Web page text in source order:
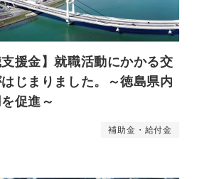
支援金】就職活動にかかる交
じまりました。～徳島県内
促進～
補助金・給付金